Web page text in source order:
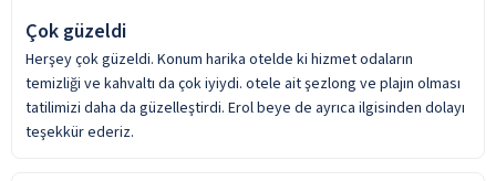
Çok güzeldi
Herşey çok güzeldi. Konum harika otelde ki hizmet odaların
temizliği ve kahvaltı da çok iyiydi. otele ait şezlong ve plajın olması
tatilimizi daha da güzelleştirdi. Erol beye de ayrıca ilgisinden dolayı
teşekkür ederiz.